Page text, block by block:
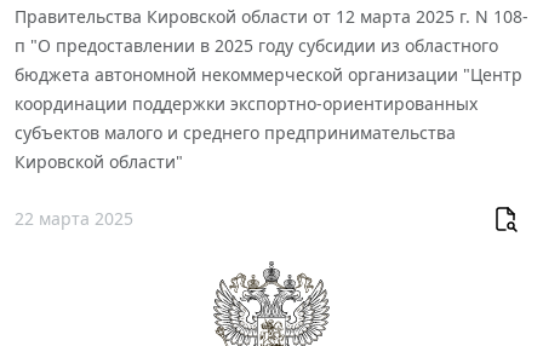
Правительства Кировской области от 12 марта 2025 г. N 108-
п "О предоставлении в 2025 году субсидии из областного
бюджета автономной некоммерческой организации "Центр
координации поддержки экспортно-ориентированных
субъектов малого и среднего предпринимательства
Кировской области"
22 марта 2025